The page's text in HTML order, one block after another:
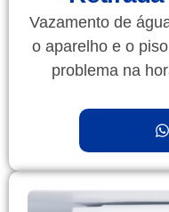
Vazamento de
o aparelho e o
problema na